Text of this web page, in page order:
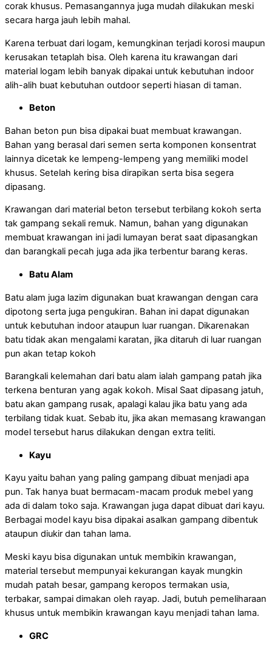
corak khusus. Pemasangannya juga mudah dilakukan meski
secara harga jauh lebih mahal.
Karena terbuat dari logam, kemungkinan terjadi korosi maupun
kerusakan tetaplah bisa. Oleh karena itu krawangan dari
material logam lebih banyak dipakai untuk kebutuhan indoor
alih-alih buat kebutuhan outdoor seperti hiasan di taman.
Beton
Bahan beton pun bisa dipakai buat membuat krawangan.
Bahan yang berasal dari semen serta komponen konsentrat
lainnya dicetak ke lempeng-lempeng yang memiliki model
khusus. Setelah kering bisa dirapikan serta bisa segera
dipasang.
Krawangan dari material beton tersebut terbilang kokoh serta
tak gampang sekali remuk. Namun, bahan yang digunakan
membuat krawangan ini jadi lumayan berat saat dipasangkan
dan barangkali pecah juga ada jika terbentur barang keras.
Batu Alam
Batu alam juga lazim digunakan buat krawangan dengan cara
dipotong serta juga pengukiran. Bahan ini dapat digunakan
untuk kebutuhan indoor ataupun luar ruangan. Dikarenakan
batu tidak akan mengalami karatan, jika ditaruh di luar ruangan
pun akan tetap kokoh
Barangkali kelemahan dari batu alam ialah gampang patah jika
terkena benturan yang agak kokoh. Misal Saat dipasang jatuh,
batu akan gampang rusak, apalagi kalau jika batu yang ada
terbilang tidak kuat. Sebab itu, jika akan memasang krawangan
model tersebut harus dilakukan dengan extra teliti.
Kayu
Kayu yaitu bahan yang paling gampang dibuat menjadi apa
pun. Tak hanya buat bermacam-macam produk mebel yang
ada di dalam toko saja. Krawangan juga dapat dibuat dari kayu.
Berbagai model kayu bisa dipakai asalkan gampang dibentuk
ataupun diukir dan tahan lama.
Meski kayu bisa digunakan untuk membikin krawangan,
material tersebut mempunyai kekurangan kayak mungkin
mudah patah besar, gampang keropos termakan usia,
terbakar, sampai dimakan oleh rayap. Jadi, butuh pemeliharaan
khusus untuk membikin krawangan kayu menjadi tahan lama.
GRC